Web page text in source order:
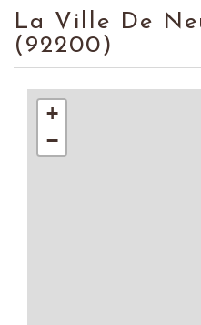
La Ville De Neuilly-Sur-Seine
(92200)
+
−